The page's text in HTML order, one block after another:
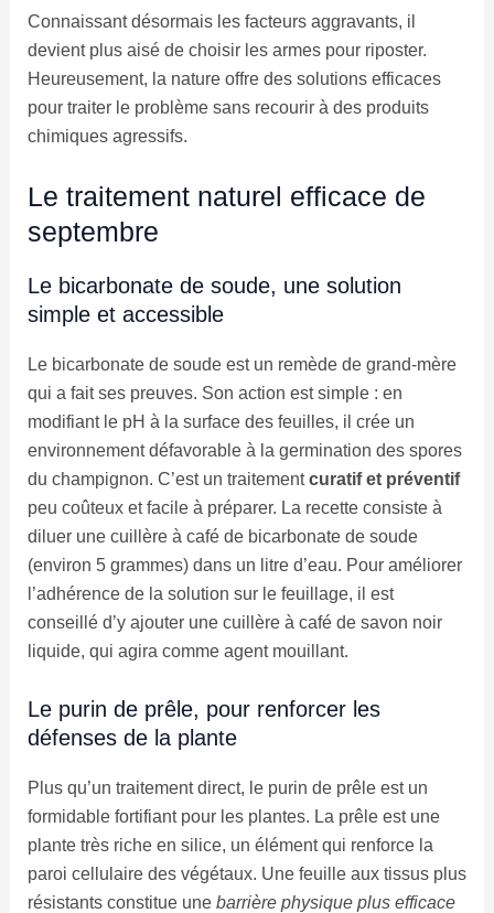
Connaissant désormais les facteurs aggravants, il
devient plus aisé de choisir les armes pour riposter.
Heureusement, la nature offre des solutions efficaces
pour traiter le problème sans recourir à des produits
chimiques agressifs.
Le traitement naturel efficace de
septembre
Le bicarbonate de soude, une solution
simple et accessible
Le bicarbonate de soude est un remède de grand-mère
qui a fait ses preuves. Son action est simple : en
modifiant le pH à la surface des feuilles, il crée un
environnement défavorable à la germination des spores
du champignon. C’est un traitementcuratif et préventif
peu coûteux et facile à préparer. La recette consiste à
diluer une cuillère à café de bicarbonate de soude
(environ 5 grammes) dans un litre d’eau. Pour améliorer
l’adhérence de la solution sur le feuillage, il est
conseillé d’y ajouter une cuillère à café de savon noir
liquide, qui agira comme agent mouillant.
Le purin de prêle, pour renforcer les
défenses de la plante
Plus qu’un traitement direct, le purin de prêle est un
formidable fortifiant pour les plantes. La prêle est une
plante très riche en silice, un élément qui renforce la
paroi cellulaire des végétaux. Une feuille aux tissus plus
résistants constitue une barrière physique plus efficace